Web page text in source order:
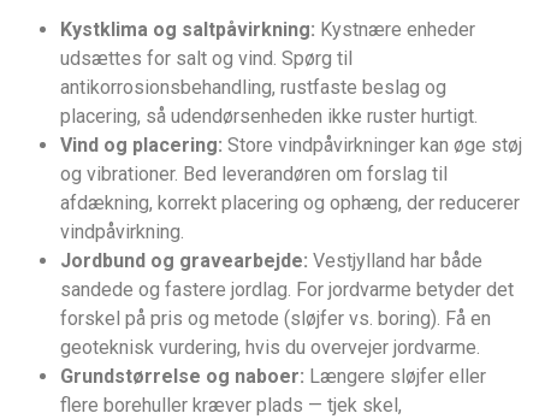
Kystklima og saltpåvirkning: Kystnære enheder
udsættes for salt og vind. Spørg til
antikorrosionsbehandling, rustfaste beslag og
placering, så udendørsenheden ikke ruster hurtigt.
Vind og placering: Store vindpåvirkninger kan øge støj
og vibrationer. Bed leverandøren om forslag til
afdækning, korrekt placering og ophæng, der reducerer
vindpåvirkning.
Jordbund og gravearbejde: Vestjylland har både
sandede og fastere jordlag. For jordvarme betyder det
forskel på pris og metode (sløjfer vs. boring). Få en
geoteknisk vurdering, hvis du overvejer jordvarme.
Grundstørrelse og naboer: Længere sløjfer eller
flere borehuller kræver plads — tjek skel,